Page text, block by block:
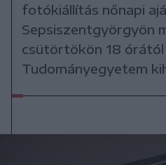
fotókiállítás nőnapi
Sepsiszentgyörgyön
csütörtökön 18 órától
Tudományegyetem